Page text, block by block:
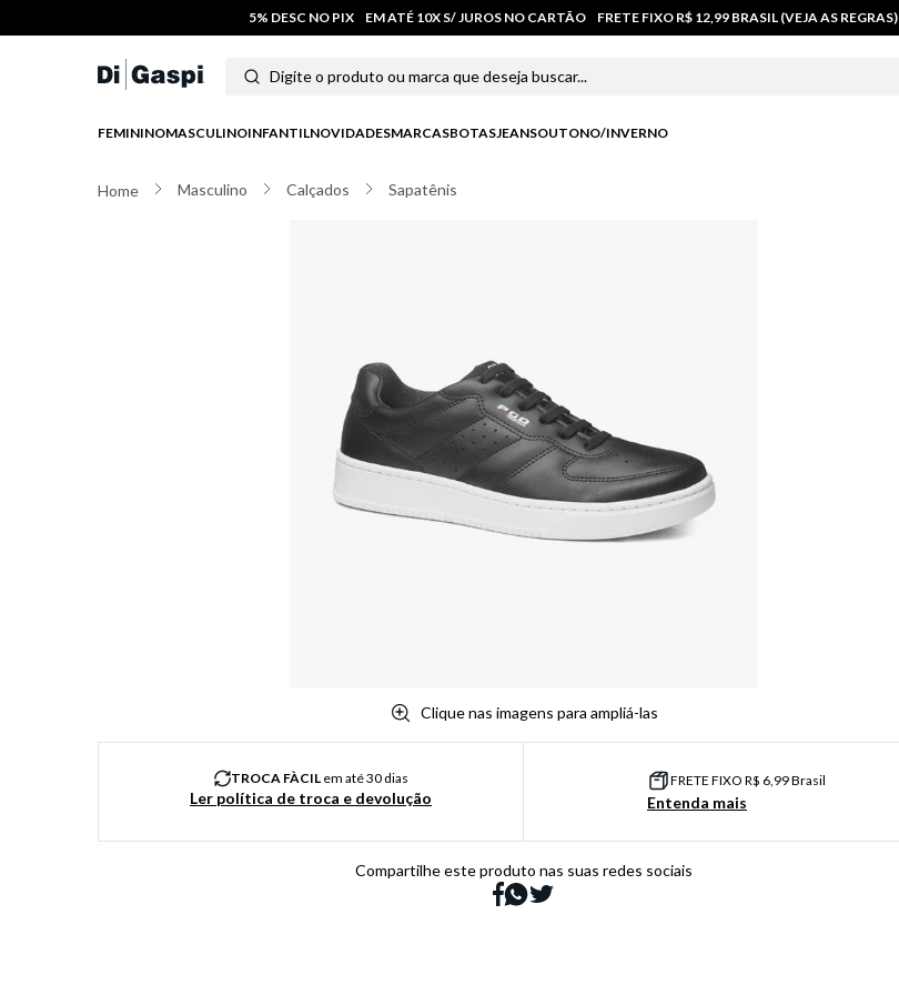
5% DESC NO PIX EM ATÉ 10X S/ JUROS NO CARTÃO FRETE FIXO R$ 12,99 BRASIL (VEJA AS REGRAS)
Digite o produto ou marca que deseja buscar...
FEMININOMASCULINOINFANTILNOVIDADESMARCASBOTASJEANSOUTONO/INVERNO
Masculino Calçados Sapatênis
Clique nas imagens para ampliá-las
TROCA FÀCILem até 30 dias
Ler política de troca e devolução
FRETE FIXO R$ 6,99 Brasil
Entenda mais
Compartilhe este produto nas suas redes sociais